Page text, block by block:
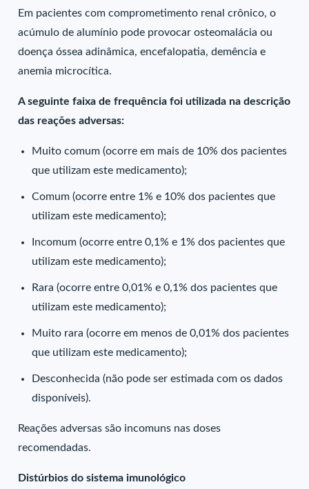
Em pacientes com comprometimento renal crônico, o
acúmulo de alumínio pode provocar osteomalácia ou
doença óssea adinâmica, encefalopatia, demência e
anemia microcítica.
A seguinte faixa de frequência foi utilizada na descrição
das reações adversas:
Muito comum (ocorre em mais de 10% dos pacientes
que utilizam este medicamento);
Comum (ocorre entre 1% e 10% dos pacientes que
utilizam este medicamento);
Incomum (ocorre entre 0,1% e 1% dos pacientes que
utilizam este medicamento);
Rara (ocorre entre 0,01% e 0,1% dos pacientes que
utilizam este medicamento);
Muito rara (ocorre em menos de 0,01% dos pacientes
que utilizam este medicamento);
Desconhecida (não pode ser estimada com os dados
disponíveis).
Reações adversas são incomuns nas doses
recomendadas.
Distúrbios do sistema imunológico